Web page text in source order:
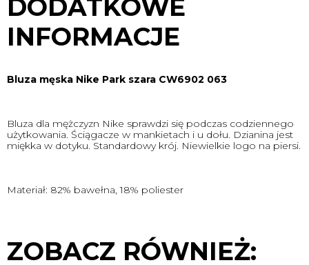
DODATKOWE
INFORMACJE
Bluza męska Nike Park szara CW6902 063
Bluza dla mężczyzn Nike sprawdzi się podczas codziennego
użytkowania. Ściągacze w mankietach i u dołu. Dzianina jest
miękka w dotyku. Standardowy krój. Niewielkie logo na piersi.
Materiał: 82% bawełna, 18% poliester
ZOBACZ RÓWNIEŻ: